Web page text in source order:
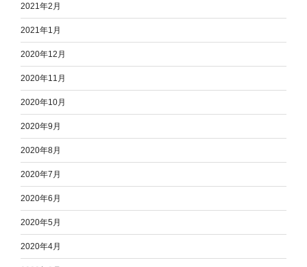
2021年2月
2021年1月
2020年12月
2020年11月
2020年10月
2020年9月
2020年8月
2020年7月
2020年6月
2020年5月
2020年4月